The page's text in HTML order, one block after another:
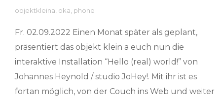
objektkleina oka phone
Fr. 02.09.2022 Einen Monat später als geplant,
präsentiert das objekt klein a euch nun die
interaktive Installation “Hello (real) world!” von
Johannes Heynold / studio JoHey!. Mit ihr ist es
fortan möglich, von der Couch ins Web und weiter